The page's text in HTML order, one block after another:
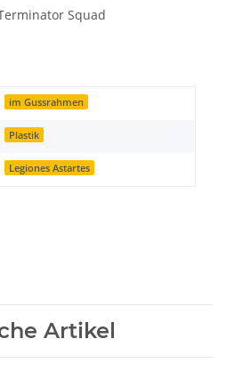
Squad
im Gussrahmen
Plastik
Legiones Astartes
Artikel